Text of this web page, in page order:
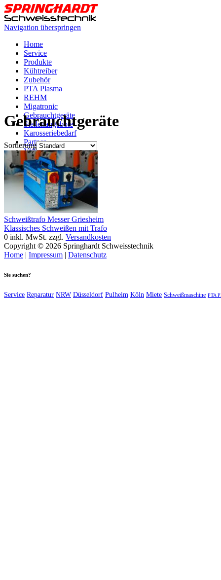
Navigation überspringen
Home
Service
Produkte
Kühtreiber
Zubehör
PTA Plasma
REHM
Migatronic
Gebrauchtgeräte
Stellenangebote
Karosseriebedarf
Partner
Videos
Anfahrt
Kontakt
Gebrauchtgeräte
Sortierung
Schweißtrafo Messer Griesheim
Klassisches Schweißen mit Trafo
0 inkl. MwSt. zzgl. Versandkosten
Copyright © 2026 Springhardt Schweisstechnik
Home | Impressum | Datenschutz
Sie suchen?
Service Reparatur NRW Düsseldorf Pulheim Köln Miete Schweißmaschine PTA